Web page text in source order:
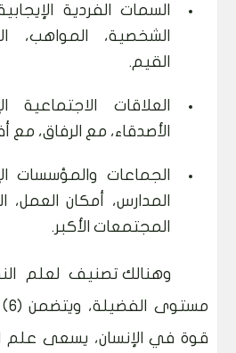
السمات الفردية
الشخصية، المواهب،
القيم.
العلاقات الاجتماعية
الأصدقاء، مع الرفاق، مع
الجماعات والمؤسسات
المدارس، أمكان العمل،
المجتمعات الأكبر.
وهنالك تصنيف لعلم
قوة في الإنسان، يسعى علم